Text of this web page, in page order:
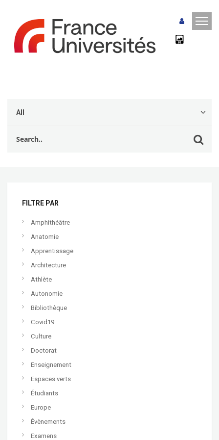
FILTRE PAR
Amphithéâtre
Anatomie
Apprentissage
Architecture
Athlète
Autonomie
Bibliothèque
Covid19
Culture
Doctorat
Enseignement
Espaces verts
Étudiants
Europe
Évènements
Examens